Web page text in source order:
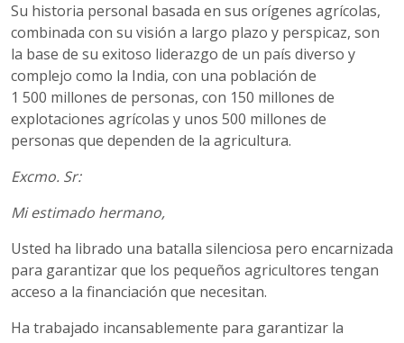
Su historia personal basada en sus orígenes agrícolas,
combinada con su visión a largo plazo y perspicaz, son
la base de su exitoso liderazgo de un país diverso y
complejo como la India, con una población de
1 500 millones de personas, con 150 millones de
explotaciones agrícolas y unos 500 millones de
personas que dependen de la agricultura.
Excmo. Sr:
Mi estimado hermano,
Usted ha librado una batalla silenciosa pero encarnizada
para garantizar que los pequeños agricultores tengan
acceso a la financiación que necesitan.
Ha trabajado incansablemente para garantizar la